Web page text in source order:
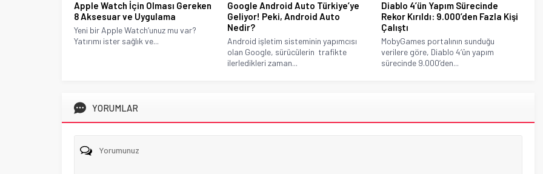
Apple Watch İçin Olması Gereken
8 Aksesuar ve Uygulama
Yeni bir Apple Watch‘unuz mu var?
Yatırımı ister sağlık ve...
Google Android Auto Türkiye’ye
Geliyor! Peki, Android Auto
Nedir?
Android işletim sisteminin yapımcısı
olan Google, sürücülerin trafikte
ilerledikleri zaman...
Diablo 4’ün Yapım Sürecinde
Rekor Kırıldı: 9.000’den Fazla Kişi
Çalıştı
MobyGames portalının sunduğu
verilere göre, Diablo 4‘ün yapım
sürecinde 9.000’den...
YORUMLAR